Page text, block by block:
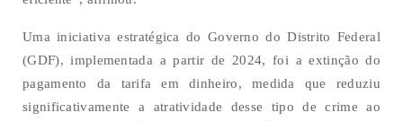
Uma iniciativa estratégica do Governo do Distrito Federal
(GDF), implementada a partir de 2024, foi a extinção do
pagamento da tarifa em dinheiro, medida que reduziu
significativamente a atratividade desse tipo de crime ao